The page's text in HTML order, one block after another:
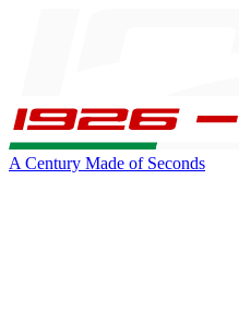
A Century Made of Seconds